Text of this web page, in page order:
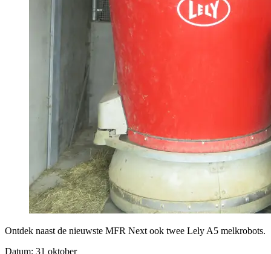
Ontdek naast de nieuwste MFR Next ook twee Lely A5 melkrobots.
Datum: 31 oktober